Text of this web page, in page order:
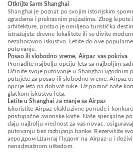
Otkrijte šarm Shanghai
Shanghai je poznat po svojim istorijskim
zgradama i prekrasnim pejzažima. Zbog
arhitekture, postao je omiljena turistička
istražujete drevne lokalitete ili se divite
nezaboravno iskustvo. Letite do ove
putovanje.
Posao ili slobodno vreme, Airpaz vas pokriva
Pronađite najbolju opciju leta sa najboljim
Učinite svoje putovanje u Shanghai ugodnim
putujete za posao ili slobodno vreme, Airpaz
opcije leta na dohvat ruke. Uz pomoć naše
glatkom iskustvu leta.
Letite u Shanghai za manje sa Airpaz
Iskoristite Airpaz ekskluzivne ponude i
pristupačne avionske karte. Naše specijalne
daju najbolju vrednost za vaš novac,
putovanju bez razbijanja banke. Rezervišite
аеродром Шангај Пудонг na Airpaz-u i
nenadmašnom uštedom.